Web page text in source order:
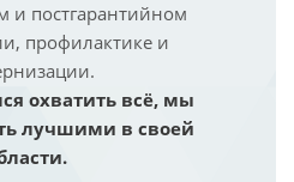
и постгарантийном
профилактике и
охватить всё, мы
лучшими в своей